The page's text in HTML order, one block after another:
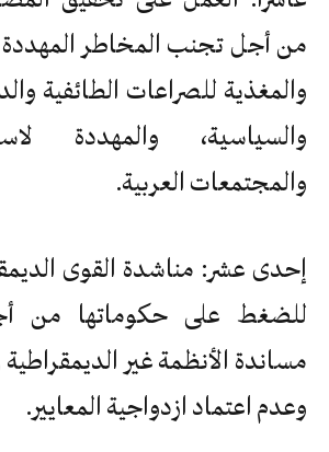
من أجل تجنب المخاطر المهددة
والمغذية للصراعات الطائفية
والسياسية، والمهددة
والمجتمعات العربية.
إحدى عشر: مناشدة القوى
للضغط على حكوماتها من
مساندة الأنظمة غير الديمقراطية
وعدم اعتماد ازدواجية المعايير.